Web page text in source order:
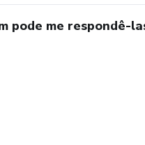
pode me respondê-